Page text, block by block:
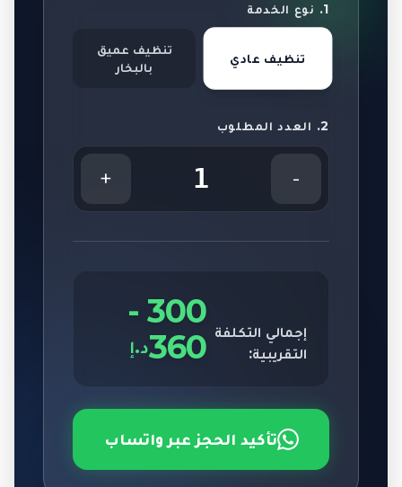
1. نوع الخدمة
تنظيف عادي
تنظيف عميق
بالبخار
2. العدد المطلوب
-
1
+
إجمالي التكلفة
التقريبية:
300
-
360د.إ
تأكيد الحجز عبر واتساب